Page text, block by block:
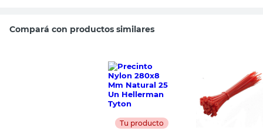
Compará con productos similares
Tu producto